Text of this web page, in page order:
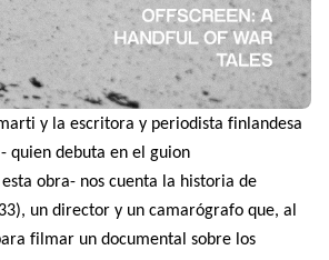
y la escritora y periodista finlandesa
quien debuta en el guion
obra- nos cuenta la historia de
un director y un camarógrafo que, al
filmar un documental sobre los